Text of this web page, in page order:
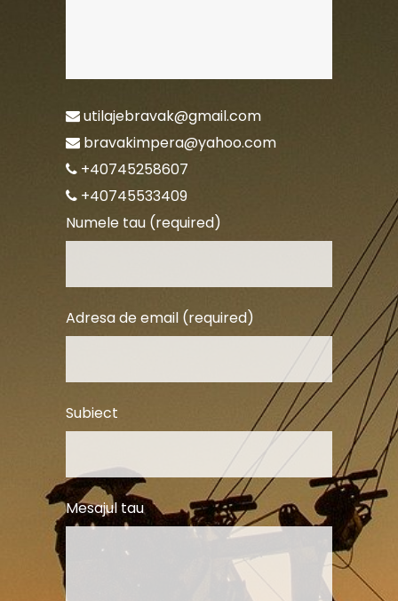
utilajebravak@gmail.com
bravakimpera@yahoo.com
+40745258607
+40745533409
Numele tau (required)
Adresa de email (required)
Subiect
Mesajul tau